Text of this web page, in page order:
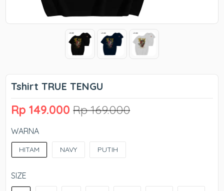
Tshirt TRUE TENGU
Rp 149.000 Rp 169.000
WARNA
HITAM NAVY PUTIH
SIZE